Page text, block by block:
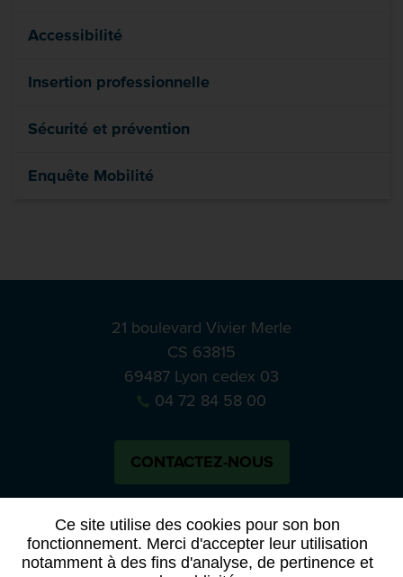
Ce site utilise des cookies pour son bon
fonctionnement. Merci d'accepter leur utilisation
notamment à des fins d'analyse, de pertinence et
Accessibilité
Insertion professionnelle
Sécurité et prévention
Enquête Mobilité
21 boulevard Vivier Merle
CS 63815
69487 Lyon cedex 03
04 72 84 58 00
CONTACTEZ-NOUS
BlueskyNotre